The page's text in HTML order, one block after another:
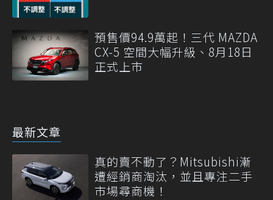
預售價94.9萬起！三代 MAZDA
CX-5 空間大幅升級、8月18日
正式上市
最新文章
真的賣不動了？Mitsubishi漸
遭經銷商淘汰，並且專注二手
市場尋商機！